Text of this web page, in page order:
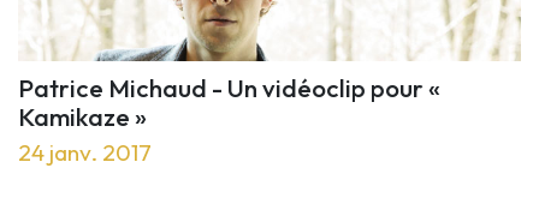
Patrice Michaud - Un vidéoclip pour «
Kamikaze »
24 janv. 2017